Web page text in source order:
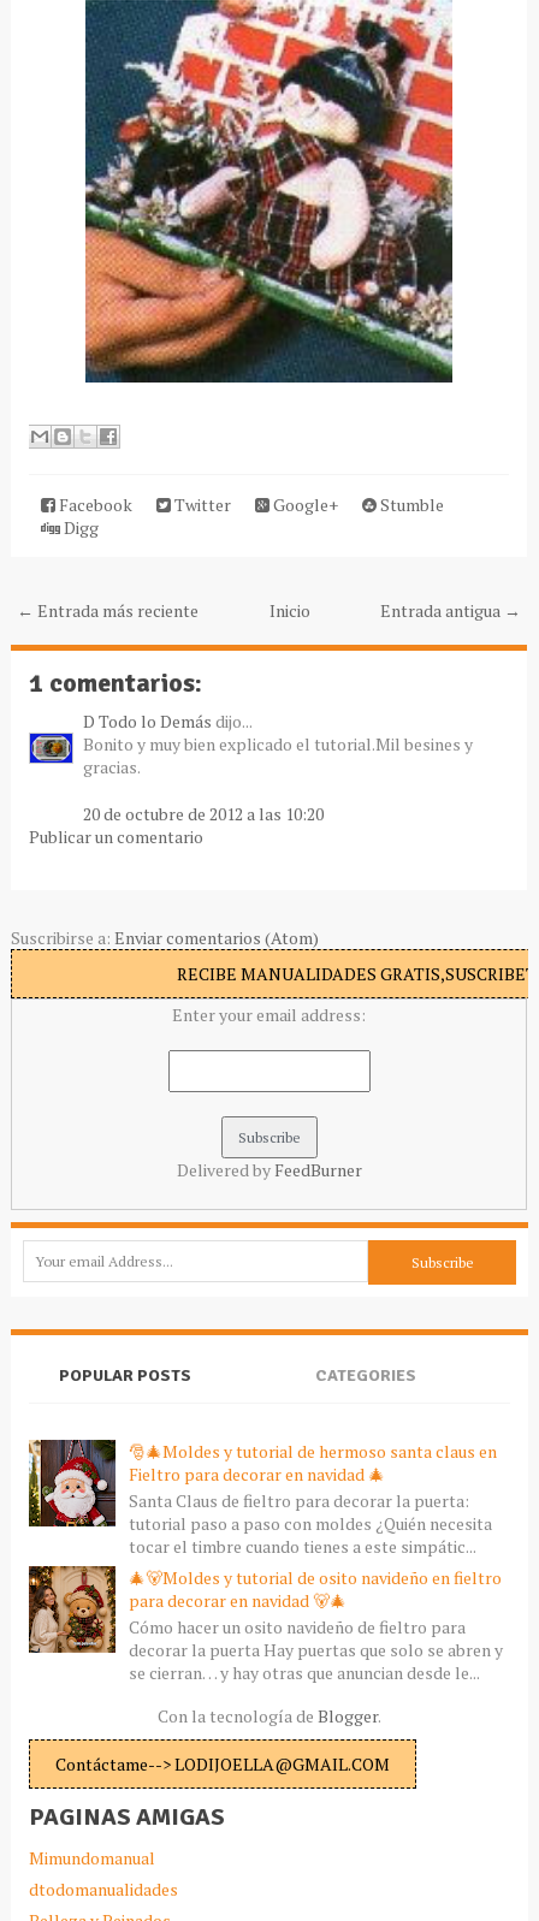
Facebook Twitter Google+
Stumble
Digg
← Entrada más reciente Entrada antigua →
Inicio
1 comentarios:
D Todo lo Demás dijo...
Bonito y muy bien explicado el tutorial.Mil besines y
gracias.
20 de octubre de 2012 a las 10:20
Publicar un comentario
Suscribirse a: Enviar comentarios (Atom)
RECIBE MANUALIDADES
Enter your email address:
Delivered by FeedBurner
POPULAR POSTS CATEGORIES
🎅🎄Moldes y tutorial de hermoso santa claus en
Fieltro para decorar en navidad 🎄
Santa Claus de fieltro para decorar la puerta:
tutorial paso a paso con moldes ¿Quién necesita
tocar el timbre cuando tienes a este simpátic...
🎄🐻Moldes y tutorial de osito navideño en fieltro
para decorar en navidad 🐻🎄
Cómo hacer un osito navideño de fieltro para
decorar la puerta Hay puertas que solo se abren y
se cierran… y hay otras que anuncian desde le...
Con la tecnología de Blogger.
Contáctame--> LODIJOELLA@GMAIL.COM
PAGINAS AMIGAS
Mimundomanual
dtodomanualidades